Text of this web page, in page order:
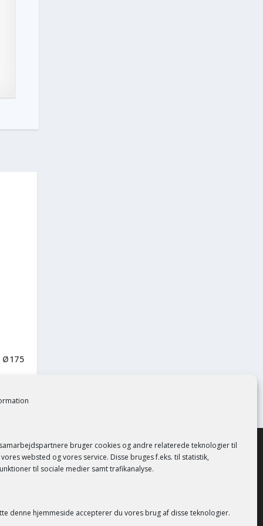
bruger cookies og andre relaterede teknologier til
websted og vores service. Disse bruges f.eks. til statistik,
til sociale medier samt trafikanalyse.
denne hjemmeside accepterer du vores brug af disse teknologier.
Ø175